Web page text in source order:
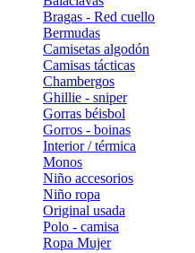
Bragas - Red cuello
Bermudas
Camisetas algodón
Camisas tácticas
Chambergos
Ghillie - sniper
Gorras béisbol
Gorros - boinas
Interior / térmica
Monos
Niño accesorios
Niño ropa
Original usada
Polo - camisa
Ropa Mujer